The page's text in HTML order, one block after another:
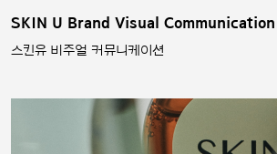
SKIN U Brand Visual Communication
스킨유 비주얼 커뮤니케이션